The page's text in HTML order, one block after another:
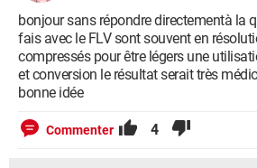
bonjour sans répondre directementà la
fais avec le FLV sont souvent en
compressés pour être légers une
et conversion le résultat serait très
bonne idée
Commenter 4